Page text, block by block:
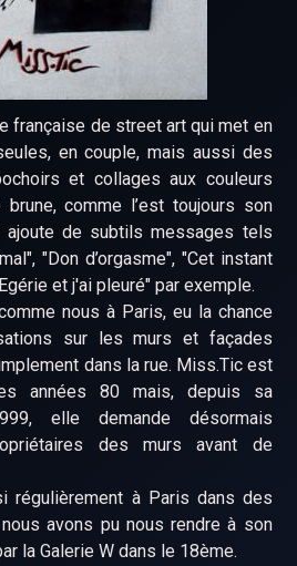
française de street art qui met en
en couple, mais aussi des
et collages aux couleurs
comme l’est toujours son
ajoute de subtils messages tels
"Don d’orgasme", "Cet instant
et j'ai pleuré" par exemple.
nous à Paris, eu la chance
sur les murs et façades
dans la rue. Miss.Tic est
années 80 mais, depuis sa
elle demande désormais
des murs avant de
régulièrement à Paris dans des
avons pu nous rendre à son
la Galerie W dans le 18ème.